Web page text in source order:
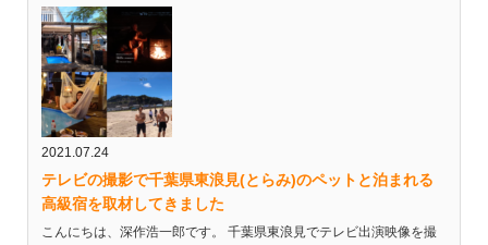
2021.07.24
テレビの撮影で千葉県東浪見(とらみ)のペットと泊まれる
高級宿を取材してきました
こんにちは、深作浩一郎です。 千葉県東浪見でテレビ出演映像を撮